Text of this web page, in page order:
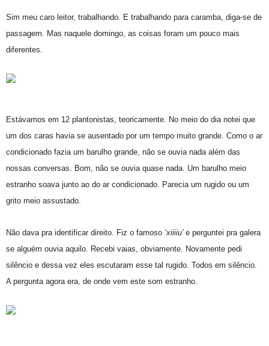
Sim meu caro leitor, trabalhando. E trabalhando para caramba, diga-se de
passagem. Mas naquele domingo, as coisas foram um pouco mais
diferentes.
Estávamos em 12 plantonistas, teoricamente. No meio do dia notei que
um dos caras havia se ausentado por um tempo muito grande. Como o ar
condicionado fazia um barulho grande, não se ouvia nada além das
nossas conversas. Bom, não se ouvia quase nada. Um barulho meio
estranho soava junto ao do ar condicionado. Parecia um rugido ou um
grito meio assustado.
Não dava pra identificar direito. Fiz o famoso ‘xiiiiu’ e perguntei pra galera
se alguém ouvia aquilo. Recebi vaias, obviamente. Novamente pedi
silêncio e dessa vez eles escutaram esse tal rugido. Todos em silêncio.
A pergunta agora era, de onde vem este som estranho.